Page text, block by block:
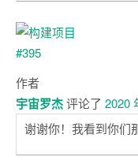
作者
宇宙罗杰评论了 2020
谢谢你！我看到你们